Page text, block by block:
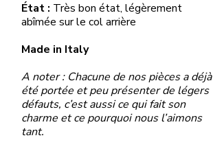
État : Très bon état, légèrement
abîmée sur le col arrière
Made in Italy
A noter : Chacune de nos pièces a déjà
été portée et peu présenter de légers
défauts, c’est aussi ce qui fait son
charme et ce pourquoi nous l’aimons
tant.